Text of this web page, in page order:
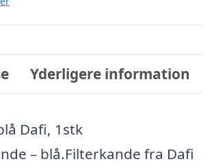
Yderligere information
Dafi, 1stk
– blå.Filterkande fra Dafi